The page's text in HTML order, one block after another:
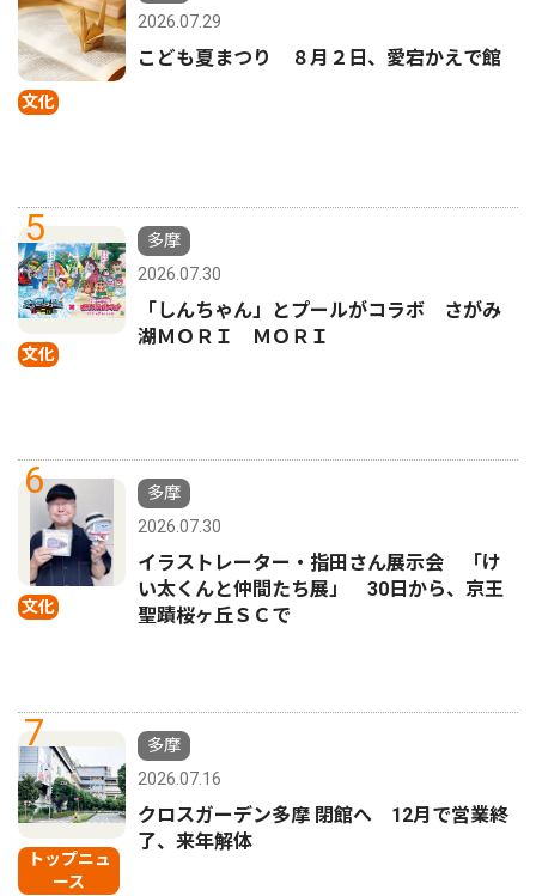
文化
2026.07.29
こども夏まつり ８月２日、愛宕かえで館
5
文化
多摩
2026.07.30
「しんちゃん」とプールがコラボ さがみ
湖ＭＯＲＩ ＭＯＲＩ
6
文化
多摩
2026.07.30
イラストレーター・指田さん展示会 「け
い太くんと仲間たち展」 30日から、京王
聖蹟桜ヶ丘ＳＣで
7
トップニュ
ース
多摩
2026.07.16
クロスガーデン多摩 閉館へ 12月で営業終
了、来年解体